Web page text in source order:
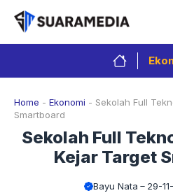
Langsung
isi
Home - Ekonomi - Sekolah Full
Smartboard
Sekolah Full
Kejar Target
Bayu Nata 29-